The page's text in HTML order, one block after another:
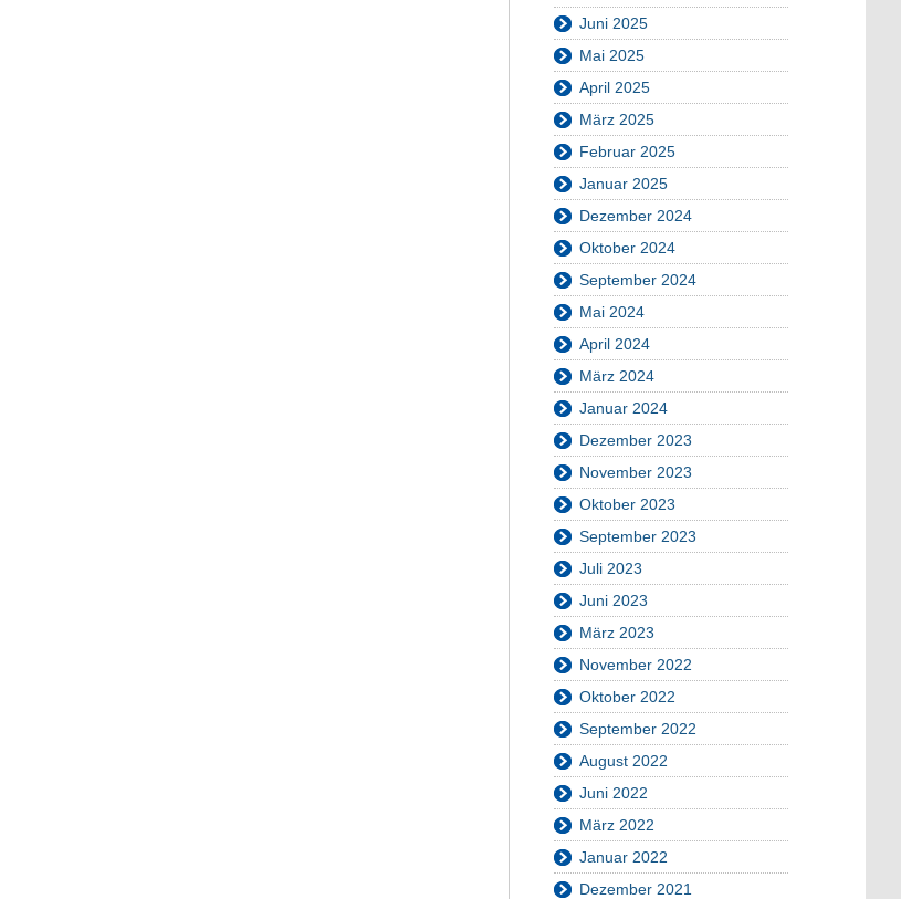
Juni 2025
Mai 2025
April 2025
März 2025
Februar 2025
Januar 2025
Dezember 2024
Oktober 2024
September 2024
Mai 2024
April 2024
März 2024
Januar 2024
Dezember 2023
November 2023
Oktober 2023
September 2023
Juli 2023
Juni 2023
März 2023
November 2022
Oktober 2022
September 2022
August 2022
Juni 2022
März 2022
Januar 2022
Dezember 2021